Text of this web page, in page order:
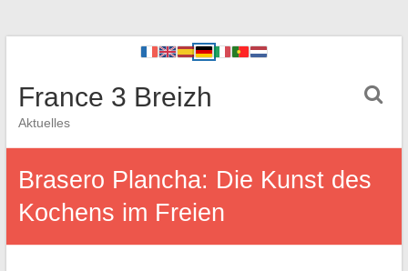
France 3 Breizh
Aktuelles
Brasero Plancha: Die Kunst des
Kochens im Freien